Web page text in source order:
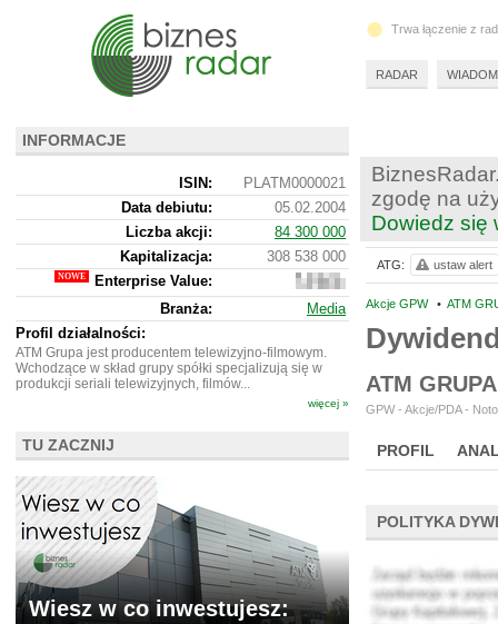
zgodę na
Dowiedz się
Akcje GPW • ATM
ATM
GPW - Akcje/PDA -
PROFIL
POLITYKA
ATG: ustaw alert
INFORMACJE
ISIN:
PLATM0000021
Data debiutu:
05.02.2004
Liczba akcji:
84 300 000
Kapitalizacja:
308 538 000
Enterprise Value:
334
066
000
Branża:
Media
Profil działalności:
ATM Grupa jest producentem telewizyjno-filmowym.
Wchodzące w skład grupy spółki specjalizują się w
produkcji seriali telewizyjnych, filmów...
więcej »
TU ZACZNIJ
Wiesz w co inwestujesz:
Trwa łączenie z
RADAR